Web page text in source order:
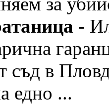
-
съд в
едно ...